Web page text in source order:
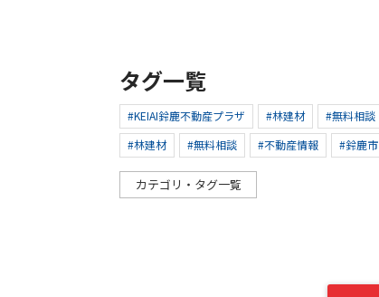
タグ一覧
#KEIAI鈴鹿不動産プラザ #林建材 #無料相談
#林建材
#無料相談 #不動産情報 #鈴鹿市
カテゴリ・タグ一覧